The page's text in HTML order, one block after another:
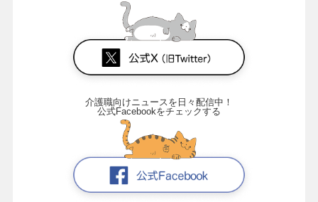
介護職向けニュースを日々配信中！
公式Facebookをチェックする